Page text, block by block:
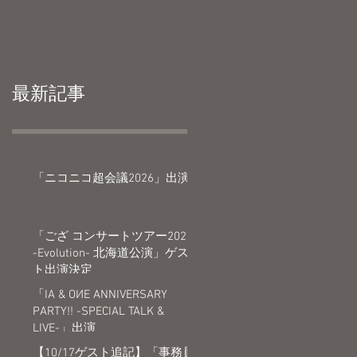
最新記事
「ニコニコ超会議2026」出演
「ござ コンサートツアー2026
-Evolution- 北海道公演」ゲス
ト出演決定
「IA & OИE ANNIVERSARY
PARTY!! -SPECIAL TALK &
LIVE-」出演
【10/17ゲスト追記】「事務員